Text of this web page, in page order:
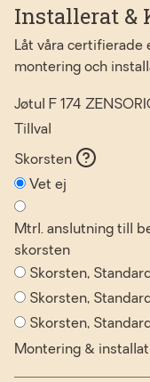
Installerat &
Låt våra certifierade
montering och
Jøtul F 174
Tillval
Skorsten
Vet ej
Mtrl. anslutning till
skorsten
Skorsten,
Skorsten,
Skorsten,
Montering &